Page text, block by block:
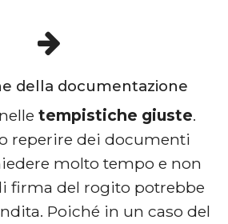
della documentazione
tempistiche giuste.
reperire dei documenti
molto tempo e non
firma del rogito potrebbe
Poiché in un caso del